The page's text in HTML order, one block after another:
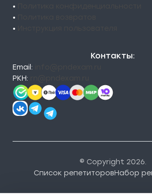
•
•
•
Контакты:
Email:
РКН:
© Copyright 2026.
Список репетиторовНабор